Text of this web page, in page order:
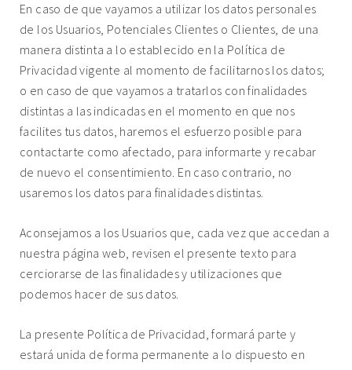
En caso de que vayamos a utilizar los datos personales
de los Usuarios, Potenciales Clientes o Clientes, de una
manera distinta a lo establecido en la Política de
Privacidad vigente al momento de facilitarnos los datos;
o en caso de que vayamos a tratarlos con finalidades
distintas a las indicadas en el momento en que nos
facilites tus datos, haremos el esfuerzo posible para
contactarte como afectado, para informarte y recabar
de nuevo el consentimiento. En caso contrario, no
usaremos los datos para finalidades distintas.
Aconsejamos a los Usuarios que, cada vez que accedan a
nuestra página web, revisen el presente texto para
cerciorarse de las finalidades y utilizaciones que
podemos hacer de sus datos.
La presente Política de Privacidad, formará parte y
estará unida de forma permanente a lo dispuesto en